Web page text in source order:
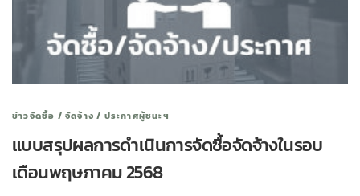
ข่าวจัดซื้อ / จัดจ้าง / ประกาศผู้ชนะฯ
แบบสรุปผลการดำเนินการจัดซื้อจัดจ้างในรอบ
เดือนพฤษภาคม 2568